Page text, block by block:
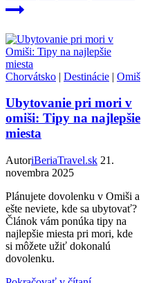
Chorvátsko | Destinácie | Omiš
Ubytovanie pri mori v
omiši: Tipy na najlepšie
miesta
AutoriBeriaTravel.sk 21.
novembra 2025
Plánujete dovolenku v Omiši a
ešte neviete, kde sa ubytovať?
Článok vám ponúka tipy na
najlepšie miesta pri mori, kde
si môžete užiť dokonalú
dovolenku.